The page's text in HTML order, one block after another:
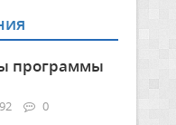
программы
0